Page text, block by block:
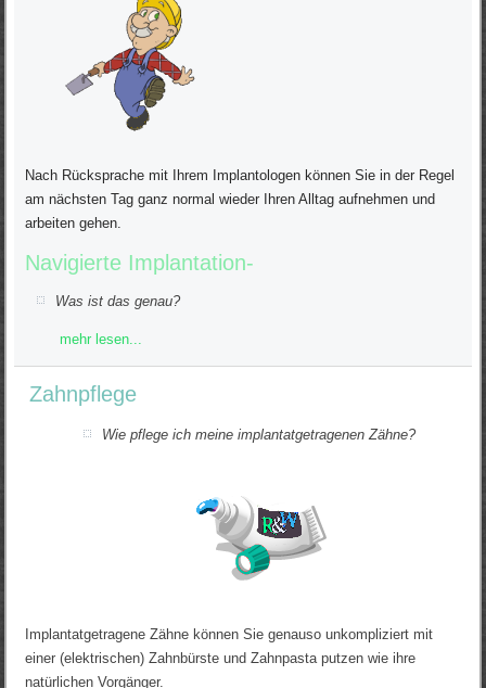
Nach Rücksprache mit Ihrem Implantologen können Sie in der Regel
am nächsten Tag ganz normal wieder Ihren Alltag aufnehmen und
arbeiten gehen.
Navigierte Implantation-
Was ist das genau?
mehr lesen...
Zahnpflege
Wie pflege ich meine implantatgetragenen Zähne?
Implantatgetragene Zähne können Sie genauso unkompliziert mit
einer (elektrischen) Zahnbürste und Zahnpasta putzen wie ihre
natürlichen Vorgänger.